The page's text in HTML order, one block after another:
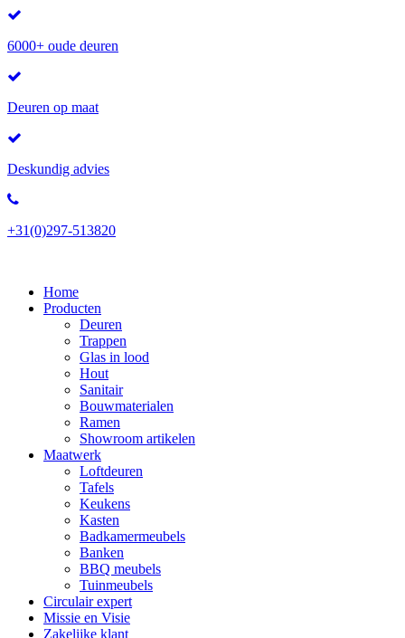
6000+ oude deuren
Deuren op maat
Deskundig advies
+31(0)297-513820
Home
Producten
Deuren
Trappen
Glas in lood
Hout
Sanitair
Bouwmaterialen
Ramen
Showroom artikelen
Maatwerk
Loftdeuren
Tafels
Keukens
Kasten
Badkamermeubels
Banken
BBQ meubels
Tuinmeubels
Circulair expert
Missie en Visie
Zakelijke klant